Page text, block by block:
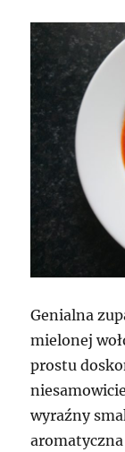
Genialna
mielonej
prostu
wyraźny